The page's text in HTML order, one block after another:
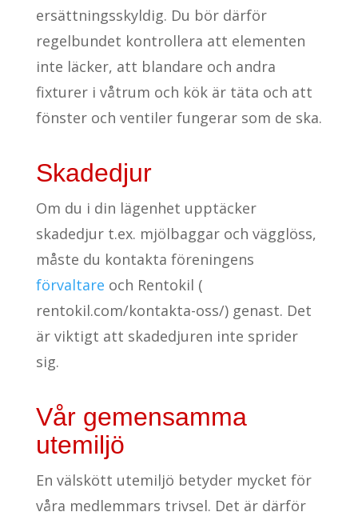
ersättningsskyldig. Du bör därför
regelbundet kontrollera att elementen
inte läcker, att blandare och andra
fixturer i våtrum och kök är täta och att
fönster och ventiler fungerar som de ska.
Skadedjur
Om du i din lägenhet upptäcker
skadedjur t.ex. mjölbaggar och vägglöss,
måste du kontakta föreningens
förvaltare och Rentokil (
rentokil.com/kontakta-oss/) genast. Det
är viktigt att skadedjuren inte sprider
sig.
Vår gemensamma
utemiljö
En välskött utemiljö betyder mycket för
våra medlemmars trivsel. Det är därför